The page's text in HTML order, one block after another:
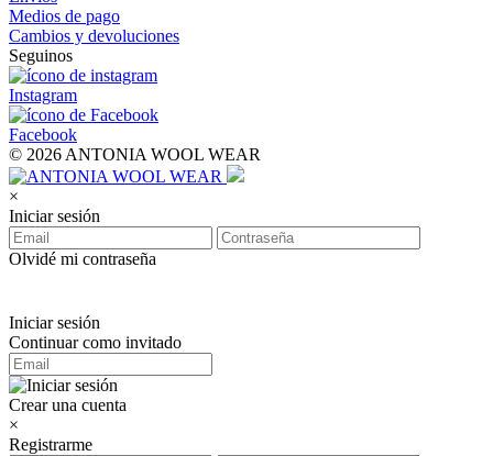
Medios de pago
Cambios y devoluciones
Seguinos
Instagram
Facebook
© 2026 ANTONIA WOOL WEAR
×
Iniciar sesión
Olvidé mi contraseña
Iniciar sesión
Continuar como invitado
Crear una cuenta
×
Registrarme